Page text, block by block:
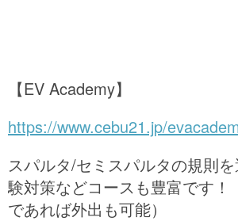
【EV Academy】
https://www.cebu21.jp/
スパルタ/セミスパルタの規則
験対策などコースも豊富です！
であれば外出も可能）